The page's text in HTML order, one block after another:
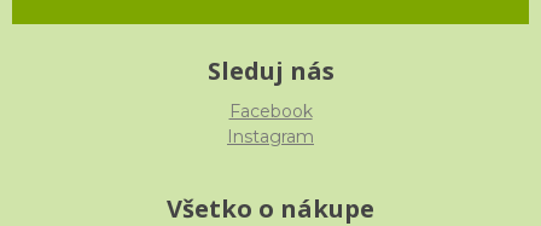
Sleduj nás
Facebook
Instagram
Všetko o nákupe